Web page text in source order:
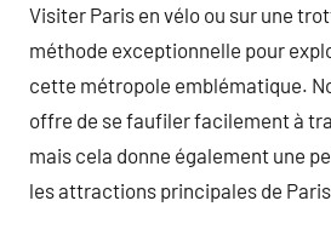
Visiter Paris en vélo ou sur une
méthode exceptionnelle pour
cette métropole emblématique.
offre de se faufiler facilement à
mais cela donne également une
les attractions principales de